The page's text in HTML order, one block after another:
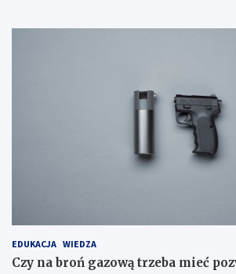
EDUKACJA WIEDZA
Czy na broń gazową trzeba mieć